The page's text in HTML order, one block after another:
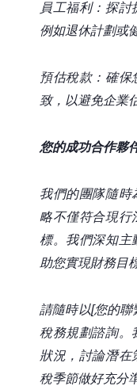
員工福利：探討
例如退休計劃或
預估稅款：確保
致，以避免企業
您的成功合作夥
我們的團隊隨時
略不僅符合現行
標。我們深知主
助您實現財務目
請隨時以[您的聯
稅務規劃諮詢。
狀況，討論潛在
稅季節做好充分